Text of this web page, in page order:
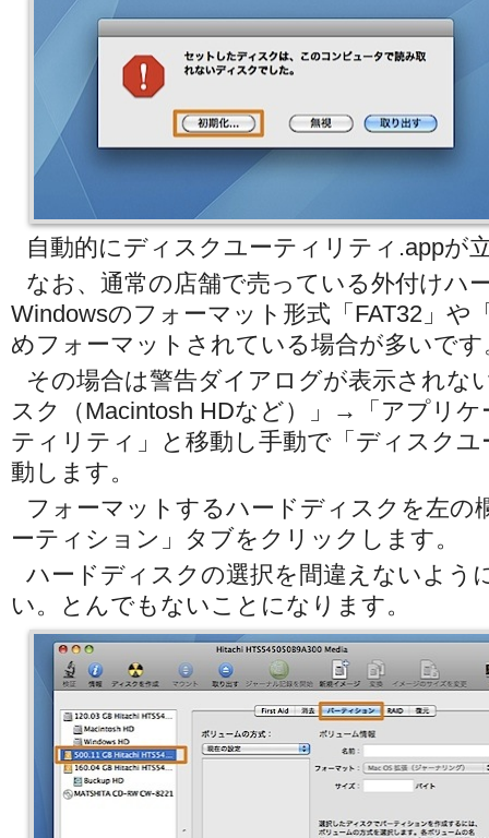
自動的にディスクユーティリティ.appが
なお、通常の店舗で売っている外付けハ
Windowsのフォーマット形式「FAT32」や
めフォーマットされている場合が多いです
その場合は警告ダイアログが表示されな
スク（Macintosh HDなど）」→「アプリ
ティリティ」と移動し手動で「ディスク
動します。
フォーマットするハードディスクを左の
ーティション」タブをクリックします。
ハードディスクの選択を間違えないよう
い。とんでもないことになります。